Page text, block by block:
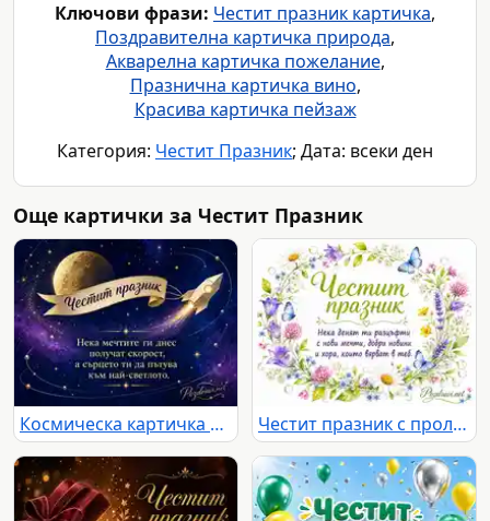
Ключови фрази: Честит празник картичка,
Поздравителна картичка природа,
Акварелна картичка пожелание,
Празнична картичка вино,
Красива картичка пейзаж
Категория: Честит Празник; Дата: всеки ден
Още картички за Честит Празник
Космическа картичка с ракета, луна и празничен текст за мечти към светлото Честит празник с пролетни цветя, пеперуди и топъл надпис